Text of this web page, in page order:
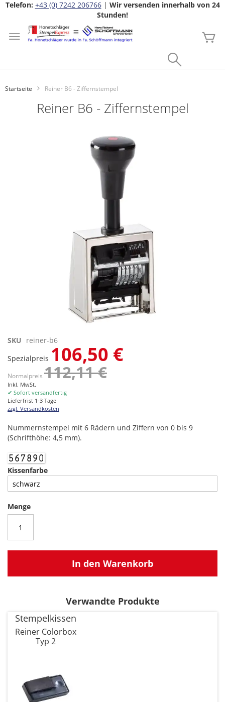
Telefon: +43 (0) 7242 206766| Wir versenden innerhalb von 24
Stunden!
Zum
Inhalt
springen
Startseite Reiner B6 - Ziffernstempel
Reiner B6 - Ziffernstempel
Zum
der
springen
SKU reiner-b6
Spezialpreis 106,50 €
Normalpreis 112,11 €
Inkl. MwSt.
✔ Sofort versandfertig
Lieferfrist 1-3 Tage
zzgl. Versandkosten
Nummernstempel mit 6 Rädern und Ziffern von 0 bis 9
(Schrifthöhe: 4,5 mm).
Kissenfarbe
Menge
In den Warenkorb
Verwandte Produkte
Stempelkissen
Reiner Colorbox
Typ 2